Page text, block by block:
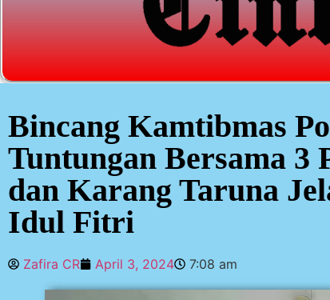
Bincang Kamtibmas
Tuntungan Bersama 3
dan Karang Taruna
Idul Fitri
Zafira CR April 3, 2024 7:08 am